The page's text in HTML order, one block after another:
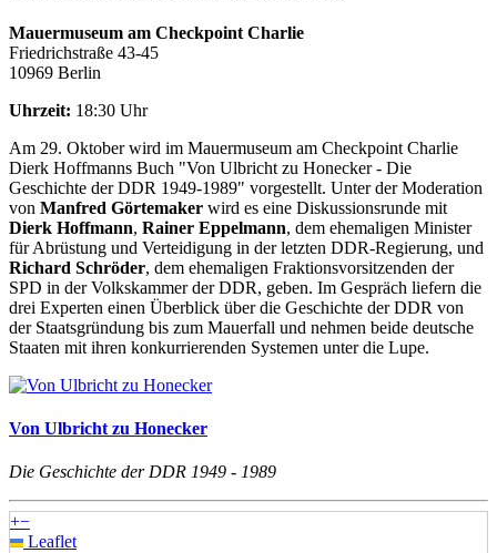
Mauermuseum am Checkpoint Charlie
Friedrichstraße 43-45
10969 Berlin
Uhrzeit: 18:30 Uhr
Am 29. Oktober wird im Mauermuseum am Checkpoint Charlie
Dierk Hoffmanns Buch "Von Ulbricht zu Honecker - Die
Geschichte der DDR 1949-1989" vorgestellt. Unter der Moderation
von Manfred Görtemaker wird es eine Diskussionsrunde mit
Dierk Hoffmann, Rainer Eppelmann, dem ehemaligen Minister
für Abrüstung und Verteidigung in der letzten DDR-Regierung, und
Richard Schröder, dem ehemaligen Fraktionsvorsitzenden der
SPD in der Volkskammer der DDR, geben. Im Gespräch liefern die
drei Experten einen Überblick über die Geschichte der DDR von
der Staatsgründung bis zum Mauerfall und nehmen beide deutsche
Staaten mit ihren konkurrierenden Systemen unter die Lupe.
Von Ulbricht zu Honecker
Die Geschichte der DDR 1949 - 1989
+−
Leaflet